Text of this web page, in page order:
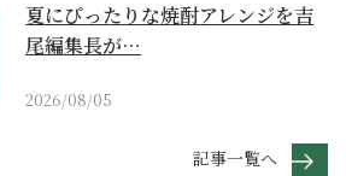
夏にぴったりな焼酎アレンジを吉
尾編集長が…
2026/08/05
記事一覧へ